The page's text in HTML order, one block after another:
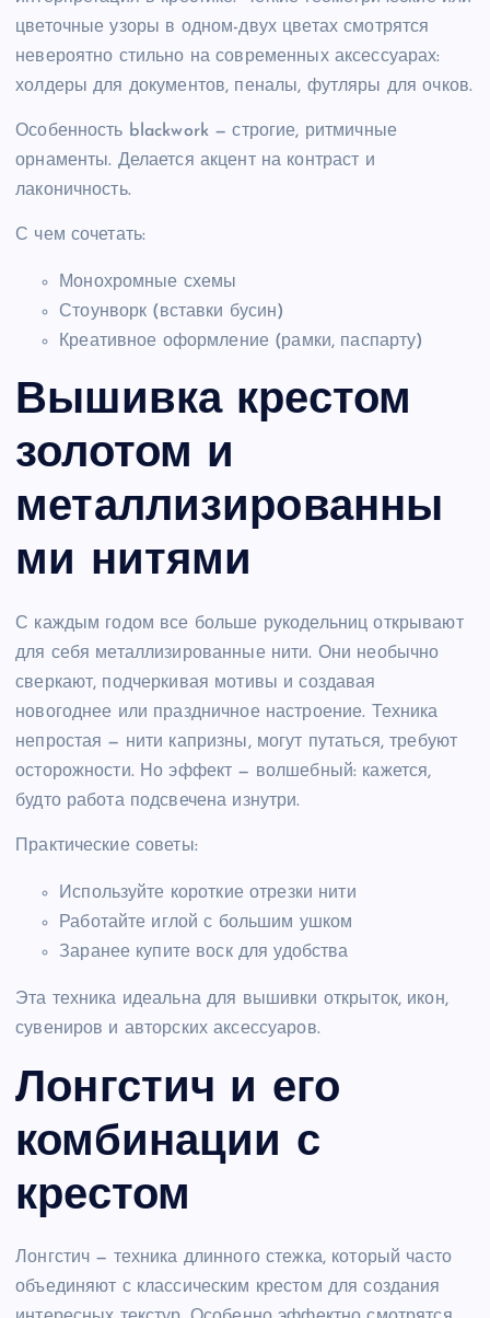
цветочные узоры в одном-двух цветах смотрятся
невероятно стильно на современных аксессуарах:
холдеры для документов, пеналы, футляры для очков.
Особенность blackwork — строгие, ритмичные
орнаменты. Делается акцент на контраст и
лаконичность.
С чем сочетать:
Монохромные схемы
Стоунворк (вставки бусин)
Креативное оформление (рамки, паспарту)
Вышивка крестом
золотом и
металлизированны
ми нитями
С каждым годом все больше рукодельниц открывают
для себя металлизированные нити. Они необычно
сверкают, подчеркивая мотивы и создавая
новогоднее или праздничное настроение. Техника
непростая — нити капризны, могут путаться, требуют
осторожности. Но эффект — волшебный: кажется,
будто работа подсвечена изнутри.
Практические советы:
Используйте короткие отрезки нити
Работайте иглой с большим ушком
Заранее купите воск для удобства
Эта техника идеальна для вышивки открыток, икон,
сувениров и авторских аксессуаров.
Лонгстич и его
комбинации с
крестом
Лонгстич — техника длинного стежка, который часто
объединяют с классическим крестом для создания